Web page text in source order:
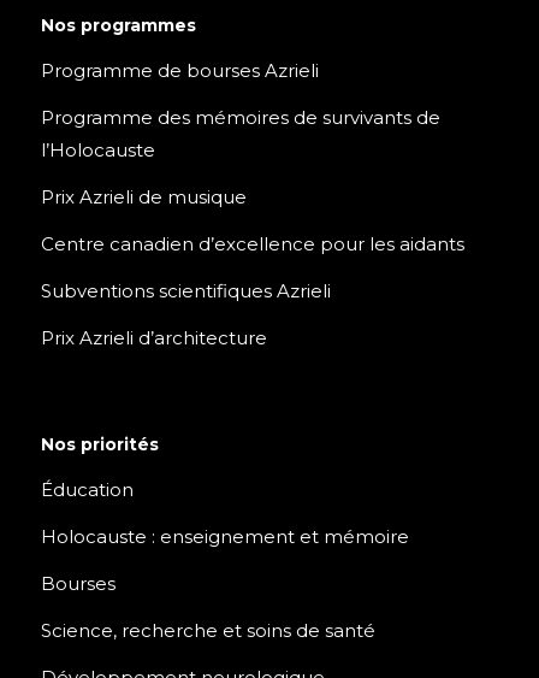
Nos programmes
Programme de bourses Azrieli
Programme des mémoires de survivants de
l’Holocauste
Prix Azrieli de musique
Centre canadien d’excellence pour les aidants
Subventions scientifiques Azrieli
Prix Azrieli d’architecture
Nos priorités
Éducation
Holocauste : enseignement et mémoire
Bourses
Science, recherche et soins de santé